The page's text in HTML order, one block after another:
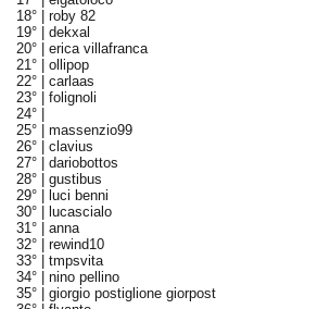
18° | roby 82
19° | dekxal
20° | erica villafranca
21° | ollipop
22° | carlaas
23° | folignoli
24° |
25° | massenzio99
26° | clavius
27° | dariobottos
28° | gustibus
29° |
luci benni
30° |
lucascialo
31° | anna
32° | rewind10
33° | tmpsvita
34° | nino pellino
35° | giorgio postiglione giorpost